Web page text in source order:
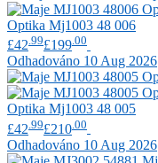
Optika Mj1003 48 006
£42 .99£199 .00
Odhadováno 10 Aug 2026
Optika Mj1003 48 005
£42 .99£210 .00
Odhadováno 10 Aug 2026